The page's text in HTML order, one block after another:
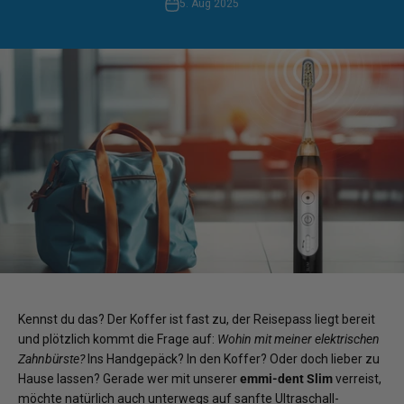
5. Aug 2025
Kennst du das? Der Koffer ist fast zu, der Reisepass liegt bereit
und plötzlich kommt die Frage auf: Wohin mit meiner elektrischen
Zahnbürste?Ins Handgepäck? In den Koffer? Oder doch lieber zu
Hause lassen? Gerade wer mit unsereremmi-dent Slimverreist,
möchte natürlich auch unterwegs auf sanfte Ultraschall-